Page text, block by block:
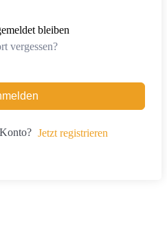
bleiben
vergessen?
Jetzt registrieren